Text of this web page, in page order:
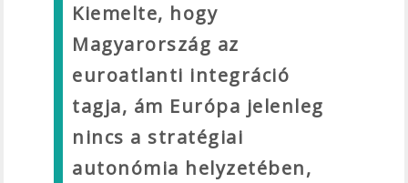
Kiemelte, hogy
Magyarország az
euroatlanti integráció
tagja, ám Európa jelenleg
nincs a stratégiai
autonómia helyzetében,